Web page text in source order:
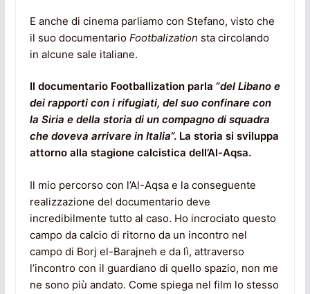
E anche di cinema parliamo con Stefano, visto che
il suo documentario Footbalization sta circolando
in alcune sale italiane.
Il documentario Footballization parla “del Libano e
dei rapporti con i rifugiati, del suo confinare con
la Siria e della storia di un compagno di squadra
che doveva arrivare in Italia“. La storia si sviluppa
attorno alla stagione calcistica dell’Al-Aqsa.
Il mio percorso con l’Al-Aqsa e la conseguente
realizzazione del documentario deve
incredibilmente tutto al caso. Ho incrociato questo
campo da calcio di ritorno da un incontro nel
campo di Borj el-Barajneh e da lì, attraverso
l’incontro con il guardiano di quello spazio, non me
ne sono più andato. Come spiega nel film lo stesso